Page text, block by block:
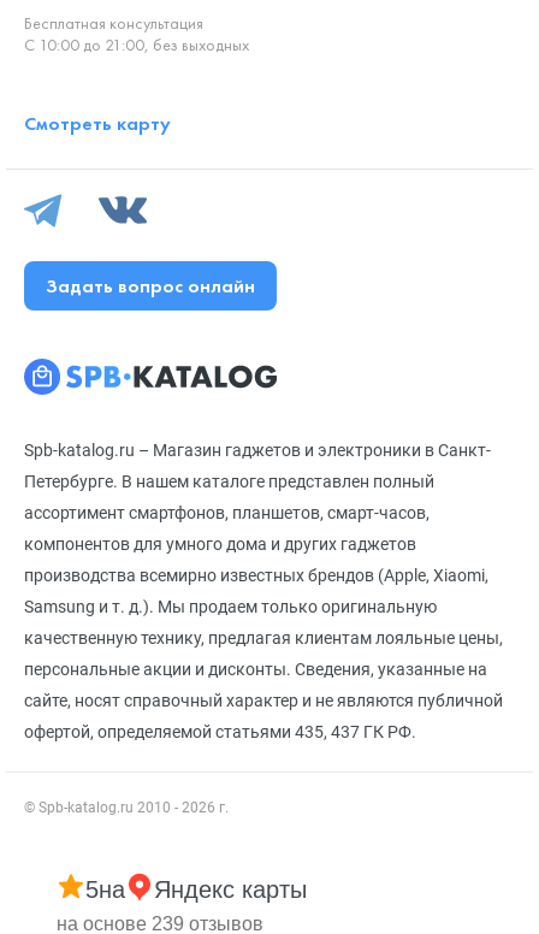
Spb-katalog.ru – Магазин гаджетов и электроники в Санкт-
Петербурге. В нашем каталоге представлен полный
ассортимент смартфонов, планшетов, смарт-часов,
компонентов для умного дома и других гаджетов
производства всемирно известных брендов (Apple, Xiaomi,
Samsung и т. д.). Мы продаем только оригинальную
качественную технику, предлагая клиентам лояльные цены,
персональные акции и дисконты. Сведения, указанные на
сайте, носят справочный характер и не являются публичной
офертой, определяемой статьями 435, 437 ГК РФ.
© Spb-katalog.ru 2010 - 2026 г.
Бесплатная консультация
С 10:00 до 21:00, без выходных
Смотреть карту
Задать вопрос онлайн
5на Яндекс карты
на основе 239 отзывов